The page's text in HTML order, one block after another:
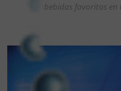
bebidas favoritas